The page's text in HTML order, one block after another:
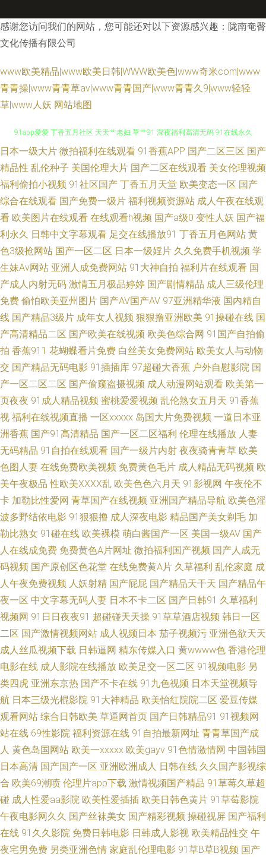
感谢您访问我们的网站，您可能还对以下资源感兴趣：陇南奄臀
文化传播有限公司
www欧美精品|www欧美日韩|WWW欧美色|www奇米com|www
青青操|www青青草av|www青青国产|www青青久9|www轻轻
草|www人妖 网站地图
91社区福利 久艹免费 肏屄人人人 日韩无卡无码 91熟女海角 久操久热
91app爱爱 丁香五月社区 天天艹老妇 草艹91 深夜福利高清无码 91在线永久
观看直播 日韩成人资源在线不卡 超碰东京热蜜桃 五月天婷婷色色 国产第一
色片 岛国免费a 九区婷婷色色导航 91黄色大片 黄色的网址 91看片看婬黄大
片 精品国产九九 91韩国成人TV 九九国产 91白虎 美女网站免费观看全裸 91
社视频在线观看 久久打炮视频网址 综合色久悠悠 激情深爱婷婷网 www馃ぉ
w91 日韩色干精品网 91性感在线 玖玖操国内视频 91看淫片 韩日T_T乱轮 91
极品网站 东方四虎日剧网 91福利资源网页 伊人在线观看AV影院 日韩欧美大
陆熟女偷拍 韩国AV资源网 91最新福利视频 在线中文字幕视频 欧美大久久
91成人福利在线视频 久久di 影音先锋一啪啪av网 后入黑丝秘书 香蕉伊在线
99艹艹艹 青青草无码 91美女视频在线观看 欧洲香蕉视频2 91精品娱乐 久久
日韩wwww 国产又粗又硬又长免费 成人黄AA片 91黄色废料网站 亚洲成人网
站蜜桃 男女做事网站 国产精品丝袜黑色高跟 91射福利 午夜福利资源 久草免
费欧美 超碰人人妻人人爱 91黄色 婷婷五月深深爱 毛片麻豆视频网 欧美国产
日韩福利 欧日韩中文字幕在线 国产精品福利专区传媒 91香蕉视频 91在线高
巨乳性爱 日韩免费成人网址 91秒拍网 老湿机午夜无码视频 91视频导航在线
观看 免费看AV 91大神啪啪视频蜜桃 老司机色导航 91夫妻网 久久嫩草精品
51tv影城 福利社区视频导航 91国产性交在线观看 欧美专区一 欧美久久 日本
αV在线观看 青娱乐豆花视频 九九热视频欧美精品 黄色人人操B 92大香蕉 91
叉啊插 女人一级S片 91社一区二区 美女丝袜足交 91艹人 国产精品男女 91成
长人版网 久久93 91岛国熟女am 乱交AV在线 av伊人久久青草 AV老司机资源
日本一级大片 微拍福利在线观看 91香蕉APP 国产二区三区 国产
精品性 乱伦种子 美国伦理大片 国产二区在线观看 美女伦理视频
福利偷拍小视频 91社区国产 丁香五月天堂 欧美变态一区 国产
综合在线观看 国产免费一级片 福利视频资源站 成人午夜在线观
看 欧美图片在线观看 在线观看h视频 国产a级0 变性人妖 国产福
利永久 日韩中文字幕观看 足交在线播放91 丁香五月色网站 黄
色3级抢网站 国产一区二区 日本一级婬片 久久免费手机视频 学
生妹Av网站 亚洲人成免费网站 91大神自拍 福利片在线观看 国
产成人内射无码 激情五月极品婷婷 国产剧情精品 成人三级伦理
免费 偷怕欧美亚州图片 国产AV国产AV 97亚洲精华液 国内精自
线 国产精品3级片 成年女人视频 狠狠撸亚洲欧美 91操碰在线 国
产高清精品二区 国产欧美在线视频 欧美色综合网 91国产自拍偷
拍 香蕉911 花蝴蝶看片免费 白丝美女免费网站 欧美女人与动物
交 国产精品无码电影 91插插库 97超碰大香蕉 户外自慰影院 国
产一区二区二区 国产偷窥盗摄视频 成人动漫网站观看 欧美第一
页夜夜 91成人精品视频 蜜桃爱爱视频 乱伦熟女五月天 91香蕉
视 福利在线视频直播 一区xxxxx 岛国大片免费视频 一道日本亚
洲香蕉 国产91高清精品 国产一区二区福利 伦理在线播放 人妻
无码精品 91自拍在线观看 国产一级片内射 夜夜骑青青草 欧美
色图人妻 在线免费欧美视频 免费黄色毛片 成人精品无码视频 欧
美午夜极品 性欧美ⅩⅩⅩⅩ乱 欧美色色六月天 91影视网 午夜伦不
卡 加勒比性爱网 青草国产在线视频 亚洲国产精品导航 欧美色淫
波多野结依电影 91狠狠撸 成人深夜电影 精品国产美女剃毛 加
勒比熟女 91碰在线 欧美裸模 萌白酱国产一区 美国一级AV 国产
人在线成免费 免费黄色A片网址 微拍福利国产视频 国产人成无
码视频 国产原创区色花堂 在线免费黄A片 久草福利 乱伦家庭 成
人午夜免费视频 人妖射精 国产屁屁 国产精品天干天 国产精品午
夜一区 中文字幕无码人妻 日本不卡二区 国产日韩91 久草福利
视频网 91日日夜夜91 超碰碰天天操 91草草酒店视频 韩日一区
二区 国产激情视频网站 成人视频日本 茄子视频污 亚洲色欲天天
成人丝瓜视频下载 日韩逼网 精东传媒入口 黄wwww色 香港伦理
电影在线 成人影院在线播放 欧美足交一区二区 91视频电影 另
类四虎 亚洲东京热 国产不卡在线 91九色视频 日本天堂视频导
航 日本三级光棍影院 91大神精品 欧美怡红院院二区 爱豆传媒
观看网站 综合日韩欧美 草逼网首页 国产日韩精品91 91视频网
站在线 69性影院 福利资源在线 91自拍最新网址 青青草国产成
人 黄色岛国网站 欧美一xxxxx 欧美gayv 91色情激情网 中国韩国
日本高清 国产国产一区 亚洲欧洲成人 日韩在线 久久国产影视综
合 欧美69潮喷 伦理片app下载 激情视频国产精品 91草莓久草超
碰 成人性爱aa影院 欧美性爱插插 欧美日韩色黄片 91草莓影院
午夜电影网久久 国产丝袜美女 国产精彩视频 操碰视屏 国产福利
在线 91久久影院 免费日韩电影 日韩成人影视 欧美精品性交 午
夜宅男免费 另类亚洲色情 家庭乱伦理电影 91草B草B视频 国产